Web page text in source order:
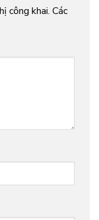
công khai. Các